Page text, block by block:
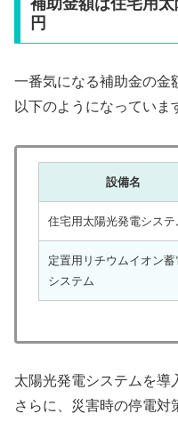
補助金額は住宅用
円
一番気になる補助金の金
以下のようになっていま
設備名
住宅用太陽光発電システ
定置用リチウムイオン蓄
システム
太陽光発電システムを導
さらに、災害時の停電対